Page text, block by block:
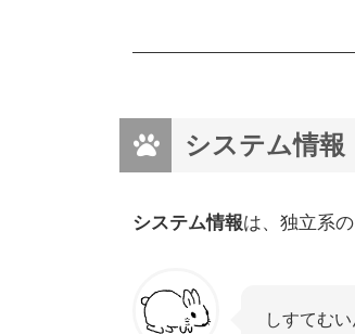
システム情報
システム情報は、独立系
しすてむ